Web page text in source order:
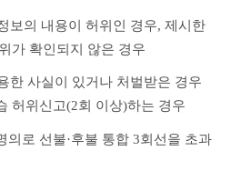
보의 내용이 허위인 경우, 제시한
가 확인되지 않은 경우
한 사실이 있거나 처벌받은 경우
허위신고(2회 이상)하는 경우
의로 선불·후불 통합 3회선을 초과